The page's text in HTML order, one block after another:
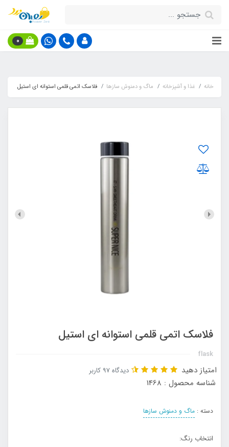
0
خانه غذا و آشپزخانه ماگ و دمنوش سازها فلاسک اتمی قلمی استوانه ای استیل
فلاسک اتمی قلمی استوانه ای استیل
flask
امتیاز دهید دیدگاه 97 کاربر
شناسه محصول : 1468
دسته : ماگ و دمنوش سازها
انتخاب رنگ: